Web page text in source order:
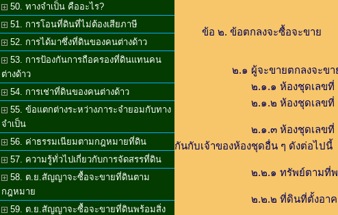
50. ทางจำเป็น คืออะไร?
51. การโอนที่ดินที่ไม่ต้องเสียภาษี
52. การได้มาซึ่งที่ดินของคนต่างด้าว
53. การป้องกันการถือครองที่ดินแทนคน
ต่างด้าว
54. การเช่าที่ดินของคนต่างด้าว
55. ข้อแตกต่างระหว่างภาระจำยอมกับทาง
จำเป็น
56. ค่าธรรมเนียมตามกฎหมายที่ดิน
57. ความรู้ทั่วไปเกี่ยวกับการจัดสรรที่ดิน
58. ต.ย.สัญญาจะซื้อจะขายที่ดินตาม
กฎหมาย
59. ต.ย.สัญญาจะซื้อจะขายที่ดินพร้อมสิ่ง
ข้อ ๒. ข้อตกลงจะซื้อจะขาย
๒.๑ ผู้จะขายตกลงจะขายและผู้จ
๒.๑.๑ ห้องชุดเลขที่ ............ ชั้
๒.๑.๒ ห้องชุดเลขที่ ........... ชั้
๒.๑.๓ ห้องชุดเลขที่ ........... ชั้นที่
กันกับเจ้าของห้องชุดอื่น ๆ ดังต่อไปนี้
๒.๒.๑ ทรัพย์ตามที่พระราชบัญ
๒.๒.๒ ที่ดินที่ตั้งอาคารชุดจำน